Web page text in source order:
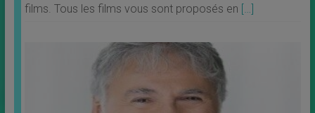
films. Tous les films vous sont proposés en […]